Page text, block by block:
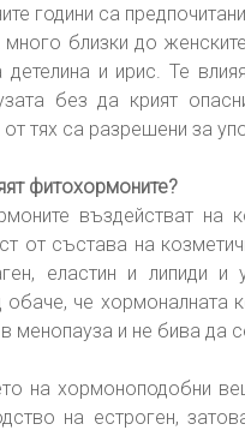
години са
близки до
детелина и ирис. Те
без да крият
от тях са разрешени за
фитохормоните?
въздействат на
от състава на
еластин и липиди и
обаче, че хормоналната
менопауза и не бива да
на хормоноподобни
на естроген,